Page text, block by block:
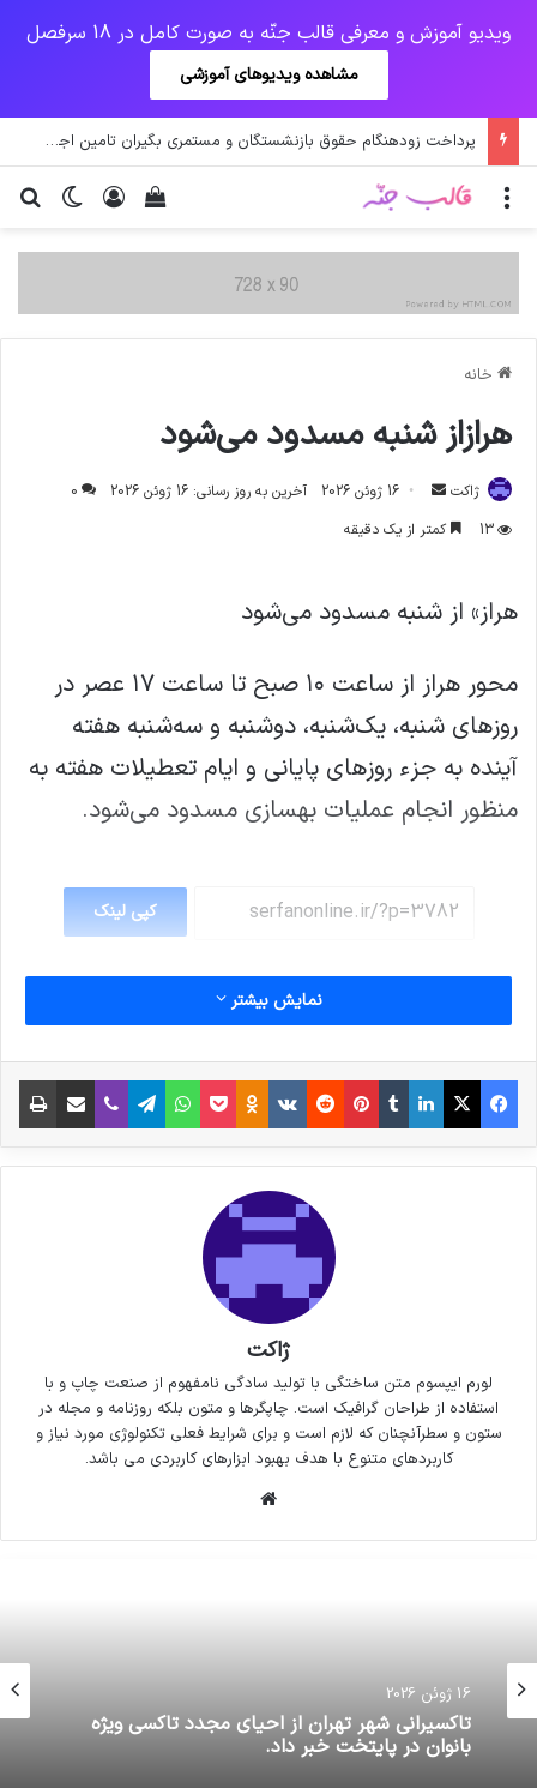
ویدیو آموزش و معرفی قالب جنّه به صورت کامل در 18 سرفصل
مشاهده ویدیوهای آموزشی
پرداخت زودهنگام حقوق بازنشستگان و مستمری بگیران تامین اجتماعی
تغییر ورود
دیدن سبد خرید منو
خانه
هرازاز شنبه مسدود می‌شود
ژاکت
ارسال
ایمیل
16 ژوئن 2026 آخرین به روز رسانی: 16 ژوئن 2026
0
13
کمتر از یک دقیقه
هراز» از شنبه مسدود می‌شود
محور هراز از ساعت ۱۰ صبح تا ساعت ۱۷ عصر در
روزهای شنبه، یک‌شنبه، دوشنبه و سه‌شنبه هفته
آینده به جزء روزهای پایانی و ایام تعطیلات هفته به
‌منظور انجام عملیات بهسازی مسدود می‌شود.
کپی لینک
نمایش بیشتر
فیس بوک X لینکدین
‫تامبلر‫پین‌ترست
‫رددیت‫VKontakte
‫Odnoklassniki
پاکتواتس آپ تلگراموایبر اشتراک گذاری از طریق ایمیل
ژاکت
لورم ایپسوم متن ساختگی با تولید سادگی نامفهوم از صنعت چاپ و با
استفاده از طراحان گرافیک است. چاپگرها و متون بلکه روزنامه و مجله در
ستون و سطرآنچنان که لازم است و برای شرایط فعلی تکنولوژی مورد نیاز و
کاربردهای متنوع با هدف بهبود ابزارهای کاربردی می باشد.
16 ژوئن 2026
تاکسیرانی شهر تهران از احیای مجدد تاکسی ویژه
بانوان در پایتخت خبر داد.